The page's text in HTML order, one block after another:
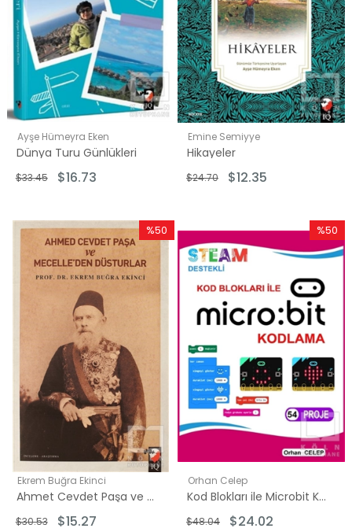
Ayşe Hümeyra Eken
Dünya Turu Günlükleri
$16.73
$33.45
Emine Semiyye
Hikayeler
$12.35
$24.70
Ekrem Buğra Ekinci
Ahmet Cevdet Paşa ve Mecelleden Düsturlar
$15.27
$30.53
%50
İndirim
%50İndirim
Orhan Celep
Kod Blokları ile Microbit Kodlama
$24.02
$48.04
%50
İndirim